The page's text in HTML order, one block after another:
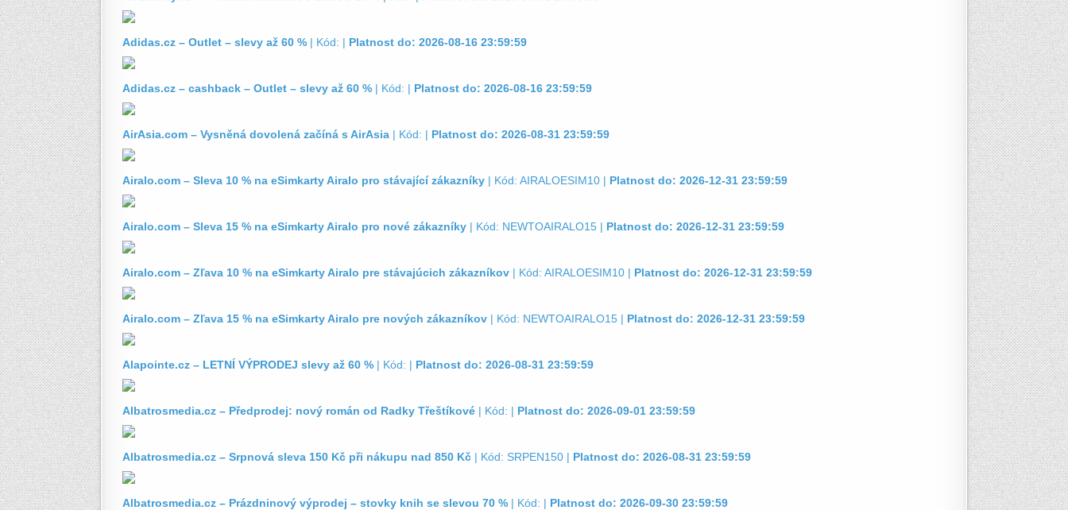
Adidas.cz – Outlet – slevy až 60 % | Kód: | Platnost do: 2026-08-16 23:59:59
Adidas.cz – cashback – Outlet – slevy až 60 % | Kód: | Platnost do: 2026-08-16 23:59:59
AirAsia.com – Vysněná dovolená začíná s AirAsia | Kód: | Platnost do: 2026-08-31 23:59:59
Airalo.com – Sleva 10 % na eSimkarty Airalo pro stávající zákazníky | Kód: AIRALOESIM10 | Platnost do: 2026-12-31 23:59:59
Airalo.com – Sleva 15 % na eSimkarty Airalo pro nové zákazníky | Kód: NEWTOAIRALO15 | Platnost do: 2026-12-31 23:59:59
Airalo.com – Zľava 10 % na eSimkarty Airalo pre stávajúcich zákazníkov | Kód: AIRALOESIM10 | Platnost do: 2026-12-31 23:59:59
Airalo.com – Zľava 15 % na eSimkarty Airalo pre nových zákazníkov | Kód: NEWTOAIRALO15 | Platnost do: 2026-12-31 23:59:59
Alapointe.cz – LETNÍ VÝPRODEJ slevy až 60 % | Kód: | Platnost do: 2026-08-31 23:59:59
Albatrosmedia.cz – Předprodej: nový román od Radky Třeštíkové | Kód: | Platnost do: 2026-09-01 23:59:59
Albatrosmedia.cz – Srpnová sleva 150 Kč při nákupu nad 850 Kč | Kód: SRPEN150 | Platnost do: 2026-08-31 23:59:59
Albatrosmedia.cz – Prázdninový výprodej – stovky knih se slevou 70 % | Kód: | Platnost do: 2026-09-30 23:59:59